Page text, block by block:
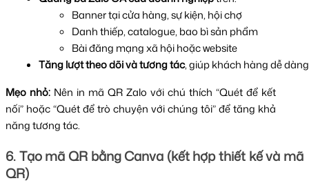
Banner tại cửa hàng, sự kiện, hội chợ
Danh thiếp, catalogue, bao bì sản phẩm
Bài đăng mạng xã hội hoặc website
Tăng lượt theo dõi và tương tác, giúp khách hàng dễ
Mẹo nhỏ: Nên in mã QR Zalo với chú thích “Quét để kết
nối” hoặc “Quét để trò chuyện với chúng tôi” để tăng khả
năng tương tác.
6. Tạo mã QR bằng Canva (kết hợp thiết kế và mã
QR)